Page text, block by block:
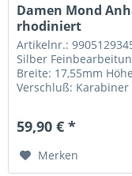
Damen Mond
rhodiniert
Artikelnr.:
Silber
Breite: 17,55mm
Verschluß: Karabiner
59,90 € *
Merken